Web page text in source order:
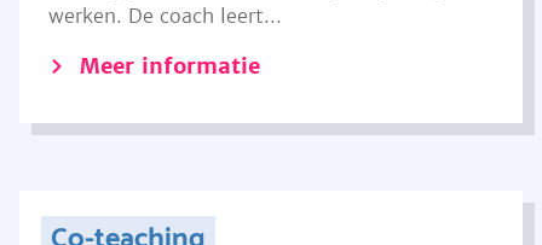
werken. De coach leert...
Meer informatie